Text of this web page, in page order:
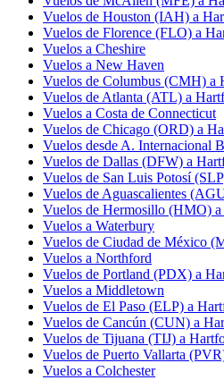
Vuelos de Houston (IAH) a
Vuelos de Florence (FLO) a
Vuelos a Cheshire
Vuelos a New Haven
Vuelos de Columbus (CMH) a
Vuelos de Atlanta (ATL) a
Vuelos a Costa de Connecticut
Vuelos de Chicago (ORD) a
Vuelos desde A. Internacional
Vuelos de Dallas (DFW) a
Vuelos de San Luis Potosí
Vuelos de Aguascalientes
Vuelos de Hermosillo (HMO)
Vuelos a Waterbury
Vuelos de Ciudad de México
Vuelos a Northford
Vuelos de Portland (PDX) a
Vuelos a Middletown
Vuelos de El Paso (ELP) a
Vuelos de Cancún (CUN) a
Vuelos de Tijuana (TIJ) a
Vuelos de Puerto Vallarta
Vuelos a Colchester